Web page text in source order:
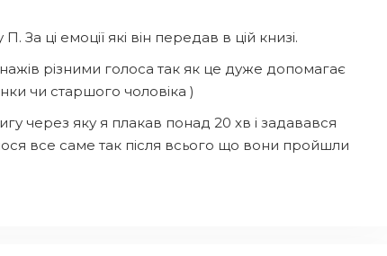
ці емоції які він передав в цій книзі.
різними голоса так як це дуже допомагає
чи старшого чоловіка )
через яку я плакав понад 20 хв і задавався
все саме так після всього що вони пройшли